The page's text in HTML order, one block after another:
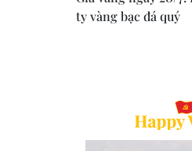
ty vàng bạc đá quý